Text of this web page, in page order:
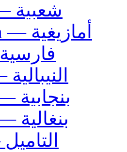
Chaâbi — شعبية
Amazigh — أمازيغية
Farsi — فارسية
Nepali — النيبالية
Punjabi — بنجابية
Bengali — بنغالية
Tamil — التاميل